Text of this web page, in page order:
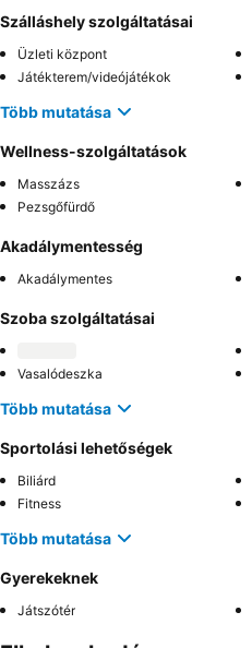
Szálláshely szolgáltatásai
Üzleti központ
Játékterem/videójátékok
Több mutatása
Wellness-szolgáltatások
Masszázs
Pezsgőfürdő
Akadálymentesség
Akadálymentes
Szoba szolgáltatásai
Vasalódeszka
Több mutatása
Sportolási lehetőségek
Biliárd
Fitness
Több mutatása
Gyerekeknek
Játszótér